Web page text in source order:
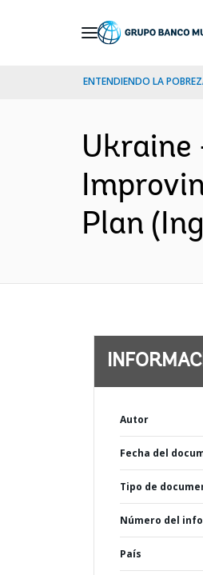
ENTENDIENDO LA
Ukraine
Plan
Autor
Fecha del
Tipo de
Número del
País